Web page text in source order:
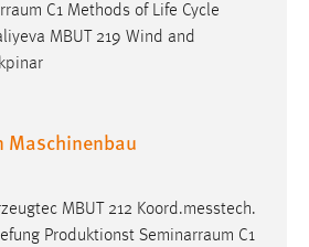
C1 Methods of Life Cycle
MBUT 219 Wind and
Maschinenbau
MBUT 212 Koord.messtech.
Produktionst Seminarraum C1